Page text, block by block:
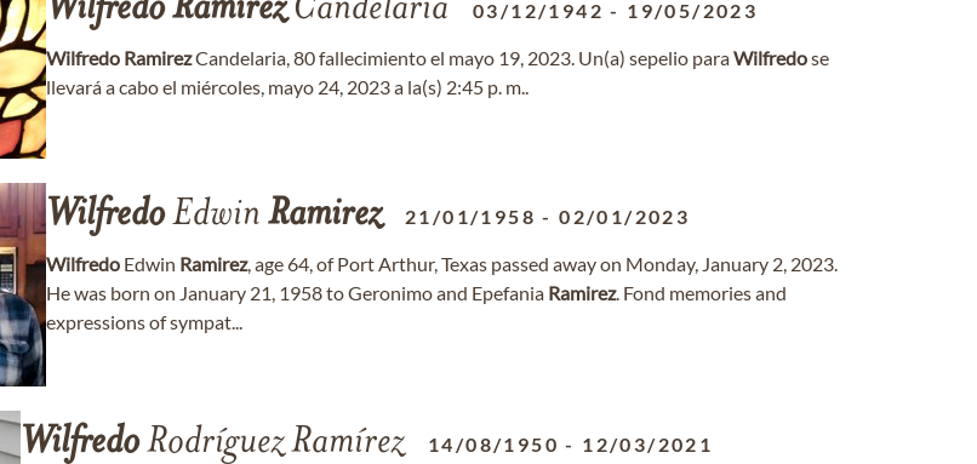
WilfredoRamirezCandelaria 03/12/1942 - 19/05/2023
Wilfredo RamirezCandelaria, 80 fallecimiento el mayo 19, 2023. Un(a) sepelio paraWilfredose
llevará a cabo el miércoles, mayo 24, 2023 a la(s) 2:45 p. m..
WilfredoEdwin Ramirez 21/01/1958 -02/01/2023
Wilfredo Edwin Ramirez, age 64, of Port Arthur, Texas passed away on Monday, January 2, 2023.
He was born on January 21, 1958 to Geronimo and Epefania Ramirez. Fond memories and
expressions of sympat...
WilfredoRodríguez Ramírez 14/08/1950 - 12/03/2021